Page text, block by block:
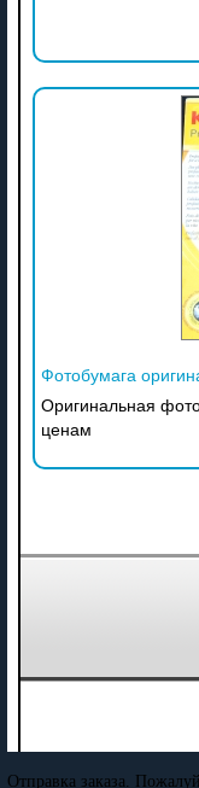
Фотобумага
Оригинальная
ценам
Отправка заказа.